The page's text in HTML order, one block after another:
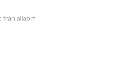
från allabrf